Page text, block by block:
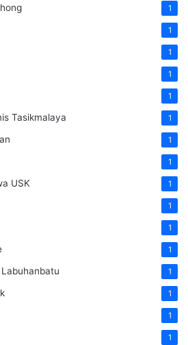
1
1
1
1
1
Tasikmalaya 1
1
1
USK 1
1
1
1
1
1
1
1